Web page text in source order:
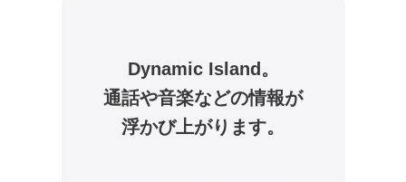
Dynamic Island。
通話や音楽などの情報が
浮かび上がります。